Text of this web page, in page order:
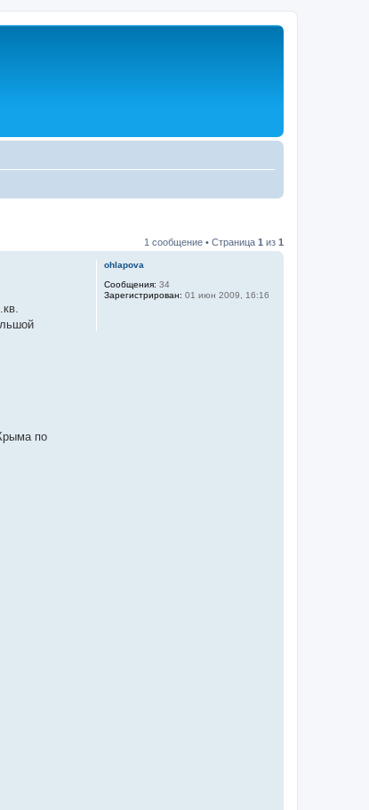
1 сообщение • Страница 1 из 1
ohlapova
Сообщения: 34
Зарегистрирован: 01 июн 2009, 16:16
по